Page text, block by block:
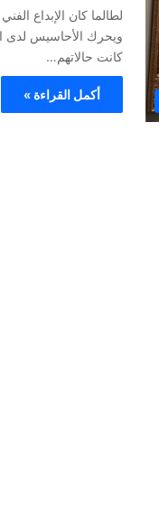
لطالما كان الإبداع
ويحرك الأحاسيس لدى
كانت حالاتهم…
أكمل القراءة »